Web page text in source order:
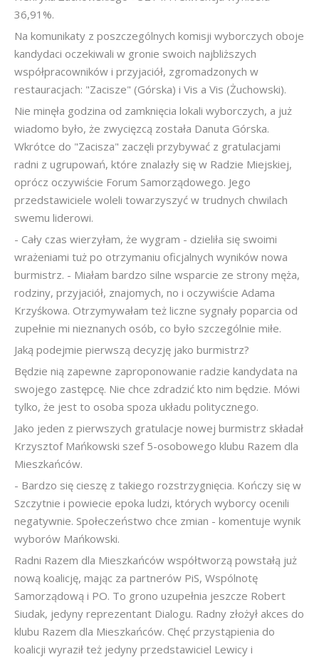
36,91%.
Na komunikaty z poszczególnych komisji wyborczych oboje
kandydaci oczekiwali w gronie swoich najbliższych
współpracowników i przyjaciół, zgromadzonych w
restauracjach: "Zacisze" (Górska) i Vis a Vis (Żuchowski).
Nie minęła godzina od zamknięcia lokali wyborczych, a już
wiadomo było, że zwycięzcą została Danuta Górska.
Wkrótce do "Zacisza" zaczęli przybywać z gratulacjami
radni z ugrupowań, które znalazły się w Radzie Miejskiej,
oprócz oczywiście Forum Samorządowego. Jego
przedstawiciele woleli towarzyszyć w trudnych chwilach
swemu liderowi.
- Cały czas wierzyłam, że wygram - dzieliła się swoimi
wrażeniami tuż po otrzymaniu oficjalnych wyników nowa
burmistrz. - Miałam bardzo silne wsparcie ze strony męża,
rodziny, przyjaciół, znajomych, no i oczywiście Adama
Krzyśkowa. Otrzymywałam też liczne sygnały poparcia od
zupełnie mi nieznanych osób, co było szczególnie miłe.
Jaką podejmie pierwszą decyzję jako burmistrz?
Będzie nią zapewne zaproponowanie radzie kandydata na
swojego zastępcę. Nie chce zdradzić kto nim będzie. Mówi
tylko, że jest to osoba spoza układu politycznego.
Jako jeden z pierwszych gratulacje nowej burmistrz składał
Krzysztof Mańkowski szef 5-osobowego klubu Razem dla
Mieszkańców.
- Bardzo się cieszę z takiego rozstrzygnięcia. Kończy się w
Szczytnie i powiecie epoka ludzi, których wyborcy ocenili
negatywnie. Społeczeństwo chce zmian - komentuje wynik
wyborów Mańkowski.
Radni Razem dla Mieszkańców współtworzą powstałą już
nową koalicję, mając za partnerów PiS, Wspólnotę
Samorządową i PO. To grono uzupełnia jeszcze Robert
Siudak, jedyny reprezentant Dialogu. Radny złożył akces do
klubu Razem dla Mieszkańców. Chęć przystąpienia do
koalicji wyraził też jedyny przedstawiciel Lewicy i